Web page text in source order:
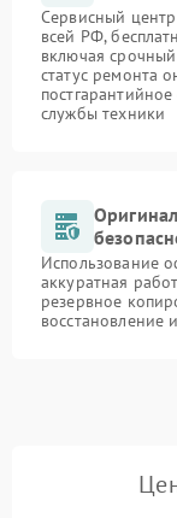
Сервисный центр
всей РФ,
включая
статус ремонта
службы техники
Использование
аккуратная
резервное